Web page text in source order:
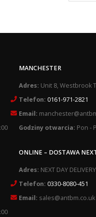
MANCHESTER
Adres: Unit 8, Westbrook
Telefon: 0161-971-2821
Email:
Godziny otwarcia: Pon -
ONLINE – DOSTAWA
Adres: NEXT DAY DELIVERY
Telefon: 0330-8080-451
Email: sales@antbm.co.uk